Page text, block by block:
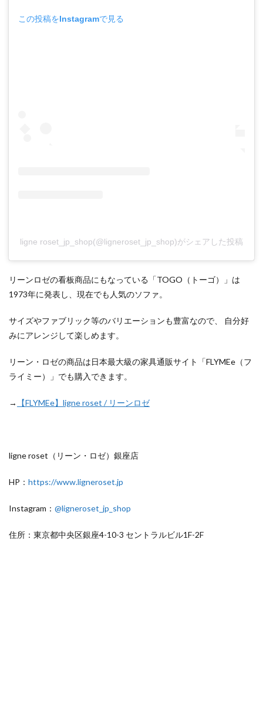
この投稿をInstagramで見る
ligne roset_jp_shop(@ligneroset_jp_shop)がシェアした投稿
リーンロゼの看板商品にもなっている「TOGO（トーゴ）」は
1973年に発表し、現在でも人気のソファ。
サイズやファブリック等のバリエーションも豊富なので、 自分好
みにアレンジして楽しめます。
リーン・ロゼの商品は日本最大級の家具通販サイト「FLYMEe（フ
ライミー）」でも購入できます。
→ 【FLYMEe】ligne roset / リーンロゼ
ligne roset（リーン・ロゼ）銀座店
HP： https://www.ligneroset.jp
Instagram： @ligneroset_jp_shop
住所：東京都中央区銀座4-10-3 セントラルビル1F-2F